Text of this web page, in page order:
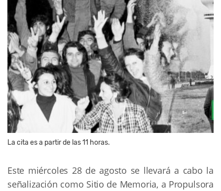
La cita es a partir de las 11 horas.
Este miércoles 28 de agosto se llevará a cabo la
señalización como Sitio de Memoria, a Propulsora